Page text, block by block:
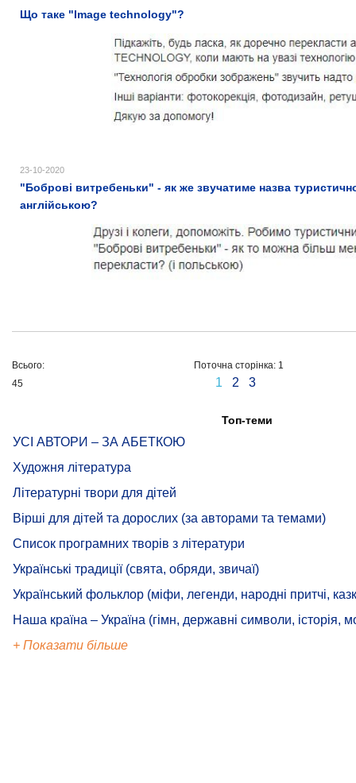
Що таке "Image technology"?
23-10-2020
"Боброві витребеньки" - як же звучатиме назва
англійською?
Всього:
45
Поточна сторінка: 1
1 2 3
Топ-теми
УСІ АВТОРИ – ЗА АБЕТКОЮ
Художня література
Літературні твори для дітей
Вірші для дітей та дорослих (за авторами та темами)
Список програмних творів з літератури
Українські традиції (свята, обряди, звичаї)
Український фольклор (міфи, легенди, народні притчі,
Наша країна – Україна (гімн, державні символи, історія,
+ Показати більше